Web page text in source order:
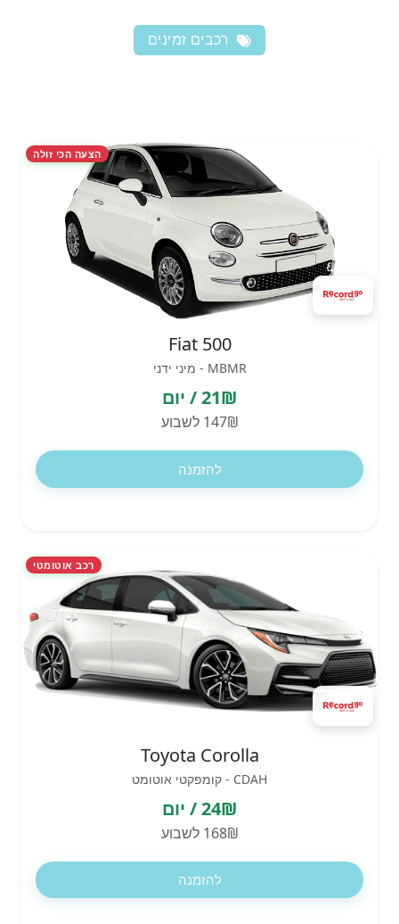
רכבים זמינים
הצעה הכי זולה
Fiat 500
MBMR - מיני ידני
21₪ / יום
147₪ לשבוע
להזמנה
רכב אוטומטי
Toyota Corolla
CDAH - קומפקטי אוטומט
24₪ / יום
168₪ לשבוע
להזמנה